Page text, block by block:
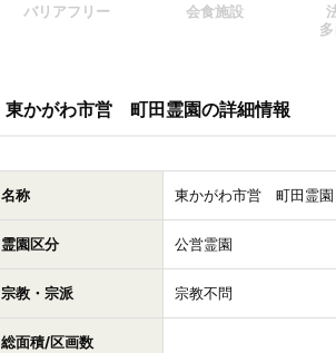
バリアフリー 会食施設
東かがわ市営 町田霊園の詳細情報
名称 東かがわ市営 町田霊園
霊園区分 公営霊園
宗教・宗派
宗教不問
総面積/区画数